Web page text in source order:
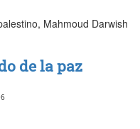
Mahmoud Darwish
de la paz